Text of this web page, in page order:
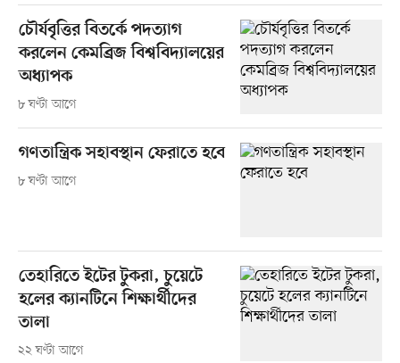
চৌর্যবৃত্তির বিতর্কে পদত্যাগ
করলেন কেমব্রিজ বিশ্ববিদ্যালয়ের
অধ্যাপক
৮ ঘণ্টা আগে
গণতান্ত্রিক সহাবস্থান ফেরাতে হবে
৮ ঘণ্টা আগে
তেহারিতে ইটের টুকরা, চুয়েটে
হলের ক্যানটিনে শিক্ষার্থীদের
তালা
২২ ঘণ্টা আগে